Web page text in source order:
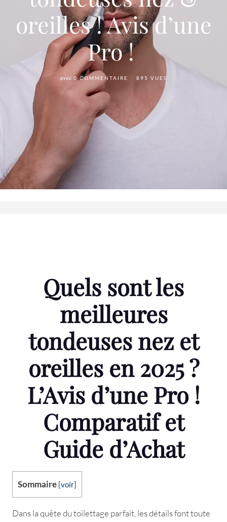
oreilles ! Avis d’une
Pro !
avec 0 COMMENTAIRE 895 VUES
Quels sont les
meilleures
tondeuses nez et
oreilles en 2025 ?
L’Avis d’une Pro !
Comparatif et
Guide d’Achat
Sommaire [voir]
Dans la quête du toilettage parfait, les détails font toute